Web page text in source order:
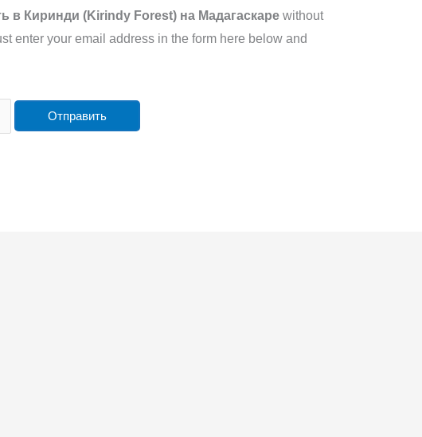
в Киринди (Kirindy Forest) на Мадагаскареwithout
enter your email address in the form here below and